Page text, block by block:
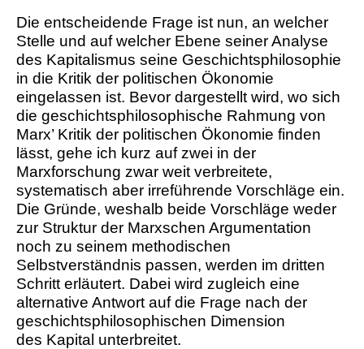
Die entscheidende Frage ist nun, an welcher
Stelle und auf welcher Ebene seiner Analyse
des Kapitalismus seine Geschichtsphilosophie
in die Kritik der politischen Ökonomie
eingelassen ist. Bevor dargestellt wird, wo sich
die geschichtsphilosophische Rahmung von
Marx’ Kritik der politischen Ökonomie finden
lässt, gehe ich kurz auf zwei in der
Marxforschung zwar weit verbreitete,
systematisch aber irreführende Vorschläge ein.
Die Gründe, weshalb beide Vorschläge weder
zur Struktur der Marxschen Argumentation
noch zu seinem methodischen
Selbstverständnis passen, werden im dritten
Schritt erläutert. Dabei wird zugleich eine
alternative Antwort auf die Frage nach der
geschichtsphilosophischen Dimension
des Kapital unterbreitet.